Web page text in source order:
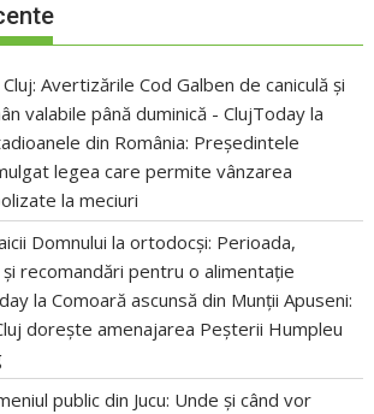
Avertizările Cod Galben de caniculă și
valabile până duminică - ClujToday la
din România: Președintele
legea care permite vânzarea
la meciuri
Domnului la ortodocși: Perioada,
recomandări pentru o alimentație
laComoară ascunsă din Munții Apuseni:
dorește amenajarea Peșterii Humpleu
public din Jucu: Unde și când vor